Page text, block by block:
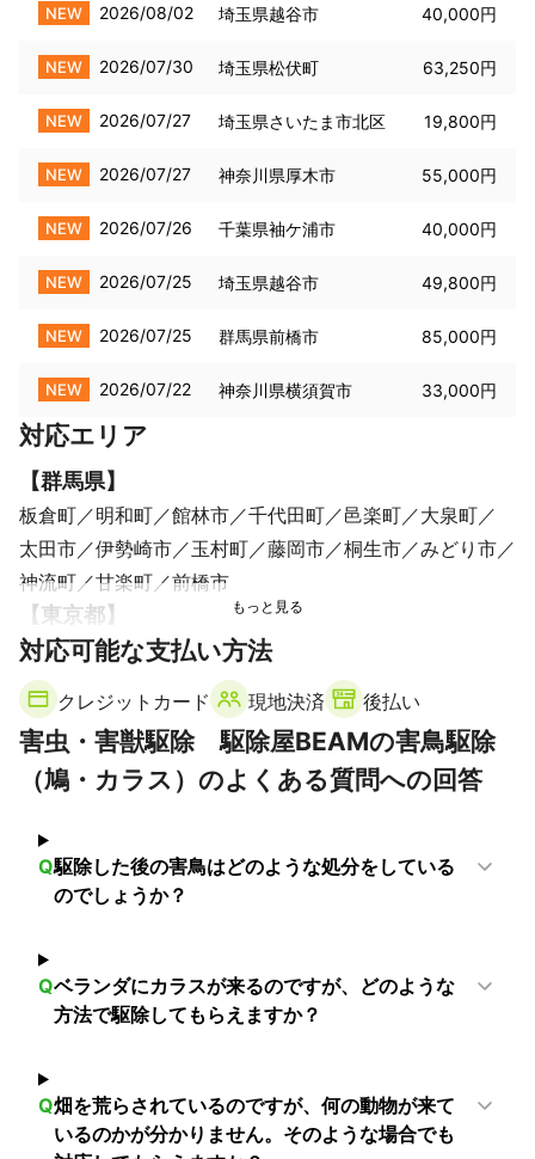
NEW 2026/08/02 埼玉県越谷市 40,000円
NEW 2026/07/30 埼玉県松伏町 63,250円
NEW 2026/07/27 埼玉県さいたま市北区 19,800円
NEW 2026/07/27 神奈川県厚木市 55,000円
NEW 2026/07/26 千葉県袖ケ浦市 40,000円
NEW 2026/07/25 埼玉県越谷市 49,800円
NEW 2026/07/25 群馬県前橋市 85,000円
NEW 2026/07/22 神奈川県横須賀市 33,000円
対応エリア
【群馬県】
板倉町 明和町 館林市 千代田町 邑楽町
大泉町
太田市
伊勢崎市 玉村町 藤岡市 桐生市
みどり市
神流町
甘楽町 前橋市
【東京都】
足立区 荒川区 北区 台東区
文京区
千代田区 中央区
江戸川区
港区 中野区 江東区 渋谷区
練馬区
杉並区
目黒区 品川区 世田谷区 武蔵野市
大田区
西東京市
三鷹市 狛江市 調布市
清瀬市
国分寺市
武蔵村山市
日野市 昭島市 瑞穂町 福生市
町田市
檜原村
【千葉県】
市川市 松戸市 浦安市 流山市
印西市
酒々井町
木更津市 八街市 富里市 市原市
成田市
長柄町
東金市 芝山町 神崎町 富津市 大網白里市
対応可能な支払い方法
クレジットカード 現地決済 後払い
害虫・害獣駆除 駆除屋BEAMの害鳥駆除
（鳩・カラス）のよくある質問への回答
Q駆除した後の害鳥はどのような処分をしている
のでしょうか？
Qベランダにカラスが来るのですが、どのような
方法で駆除してもらえますか？
Q畑を荒らされているのですが、何の動物が来て
いるのかが分かりません。そのような場合でも